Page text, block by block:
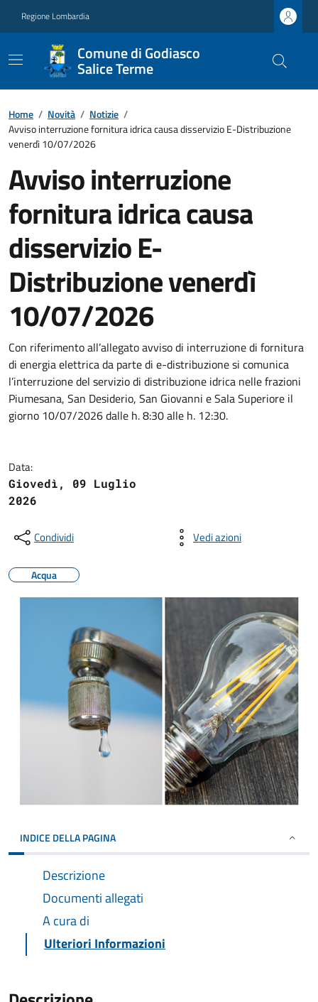
Regione Lombardia
Comune di Godiasco
Salice Terme
Home / Novità / Notizie /
Avviso interruzione fornitura idrica causa disservizio E-Distribuzione
venerdì 10/07/2026
Avviso interruzione
fornitura idrica causa
disservizio E-
Distribuzione venerdì
10/07/2026
Con riferimento all’allegato avviso di interruzione di fornitura
di energia elettrica da parte di e-distribuzione si comunica
l’interruzione del servizio di distribuzione idrica nelle frazioni
Piumesana, San Desiderio, San Giovanni e Sala Superiore il
giorno 10/07/2026 dalle h. 8:30 alle h. 12:30.
Data:
Giovedì, 09 Luglio
2026
Condividi Vedi azioni
Acqua
INDICE DELLA PAGINA
Descrizione
Documenti allegati
A cura di
Ulteriori Informazioni